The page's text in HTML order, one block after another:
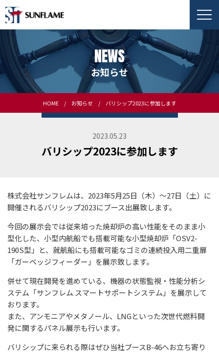
NEWS
お知らせ
HOME お知らせ バリシップ2023に参加します
2023.05.23
バリシップ2023に参加します
株式会社サンフレムは、 2023年5月25日（木）～27日（土）に
開催されるバリシップ2023にブース出展致します。
今回の展示会では従来培った焼却炉の高い性能をそのまま小
型化した、小型内航船でも搭載可能な小型焼却炉「OSV2-
190S型」と、就航船にも搭載可能なゴミの連続投入用二重扉
「ガーベッジフィーダー」を展示致します。
併せて現在開発を進めている、機器の状態監視・性能分析シ
ステム「サンフレム スマートサポートシステム」を展示して
おります。
また、アンモニアやメタノール、 LNGといった次世代燃料開
発に関するパネル展示も行います。
バリシップに来られる際はぜひ当社ブースB-46へお立ち寄り